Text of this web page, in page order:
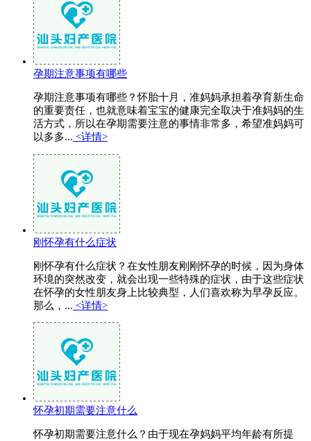
孕期注意事项有哪些
孕期注意事项有哪些？怀胎十月，准妈妈承担着孕育新生命
的重要责任，也就意味着宝宝的健康完全取决于准妈妈的生
活方式，所以在孕期需要注意的事情非常多，希望准妈妈可
以多多... <详情>
刚怀孕有什么症状
刚怀孕有什么症状？在女性朋友刚刚怀孕的时候，因为身体
环境的突然改变，就会出现一些特殊的症状，由于这些症状
在怀孕的女性朋友身上比较典型，人们喜欢称为早孕反应。
那么，... <详情>
怀孕初期需要注意什么
怀孕初期需要注意什么？由于现在孕妈妈平均年龄有所提